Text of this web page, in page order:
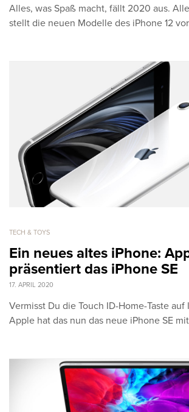
Alles, was Spaß macht, fällt 2020 aus.
stellt die neuen Modelle des iPhone 12
TECH & TOYS
Ein neues altes iPhone:
präsentiert das iPhone SE
17. APRIL 2020
Vermisst Du die Touch ID-Home-Taste auf
Apple hat das nun das neue iPhone SE